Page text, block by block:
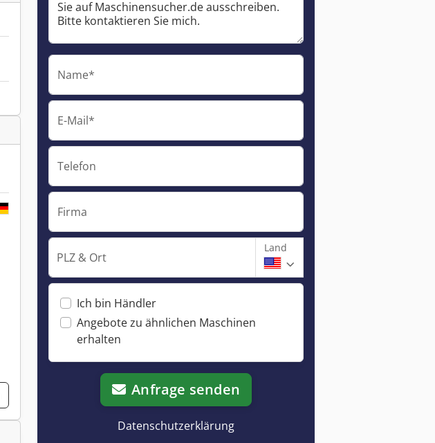
Name*
E-Mail*
Telefon
Firma
PLZ & Ort
Land
Ich bin Händler
Angebote zu ähnlichen Maschinen
erhalten
Anfrage senden
Datenschutzerklärung